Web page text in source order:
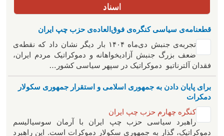
اسناد
قطعنامه‌ی سیاسی کنگره‌ی فوق‌العاده‌ی حزب چپ ایران
تجربه‌ی جنبش دی‌ماه ۱۴۰۴ بار دیگر نشان داد که نقطه‌ی
ضعف بزرگ جنبش آزادیخواهانه و دموکراتیک مردم ایران،
فقدان آلترناتیو دموکراتیک در سپهر سیاسی کشور…
برای پایان دادن به جمهوری اسلامی و استقرار جمهوری سکولار
دمکرات
کنگره چهارم حزب چپ ایران
راهبرد سياسی حزب چپ ایران با آرمان سوسیالیسم
دموکراتیک، گذار به جمهوری سکولار دموکرات است. این راهبرد